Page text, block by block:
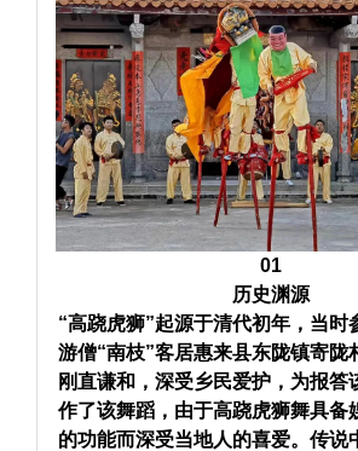
01
历史渊源
“高跷虎狮”起源于清代初年，当时
游僧“南枝”客居惠来县东陇镇寄陇
刚直谦和，深受乡民爱护，为报答
作了该舞蹈，由于高跷虎狮舞具备
的功能而深受当地人的喜爱。传说